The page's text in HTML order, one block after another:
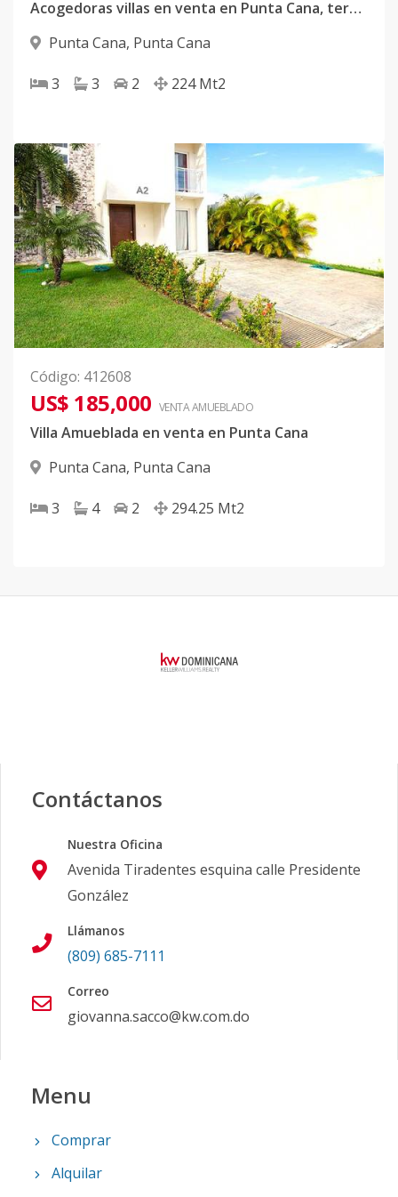
Acogedoras villas en venta en Punta Cana, terminación de primera, un excelente espacio para invertir
Punta Cana, Punta Cana
3 3 2 224 Mt2
Código: 412608
US$ 185,000 VENTA AMUEBLADO
Villa Amueblada en venta en Punta Cana
Punta Cana, Punta Cana
3 4 2 294.25 Mt2
Contáctanos
Nuestra Oficina
Avenida Tiradentes esquina calle Presidente
González
Llámanos
(809) 685-7111
Correo
giovanna.sacco@kw.com.do
Menu
Comprar
Alquilar